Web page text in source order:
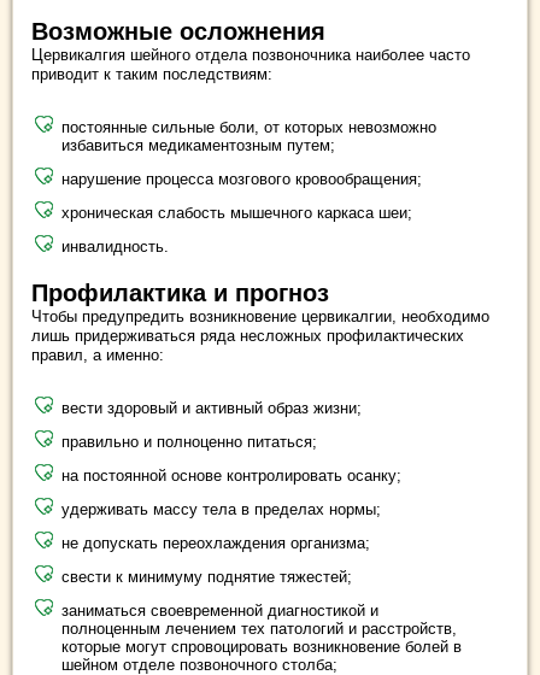
Возможные осложнения
Цервикалгия шейного отдела позвоночника наиболее часто
приводит к таким последствиям:
постоянные сильные боли, от которых невозможно
избавиться медикаментозным путем;
нарушение процесса мозгового кровообращения;
хроническая слабость мышечного каркаса шеи;
инвалидность.
Профилактика и прогноз
Чтобы предупредить возникновение цервикалгии, необходимо
лишь придерживаться ряда несложных профилактических
правил, а именно:
вести здоровый и активный образ жизни;
правильно и полноценно питаться;
на постоянной основе контролировать осанку;
удерживать массу тела в пределах нормы;
не допускать переохлаждения организма;
свести к минимуму поднятие тяжестей;
заниматься своевременной диагностикой и
полноценным лечением тех патологий и расстройств,
которые могут спровоцировать возникновение болей в
шейном отделе позвоночного столба;